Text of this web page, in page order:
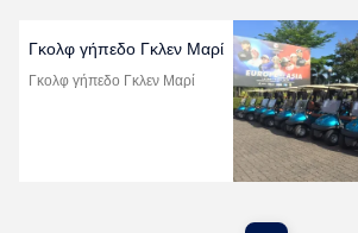
Γκολφ γήπεδο Γκλεν Μαρί
Γκολφ γήπεδο Γκλεν Μαρί